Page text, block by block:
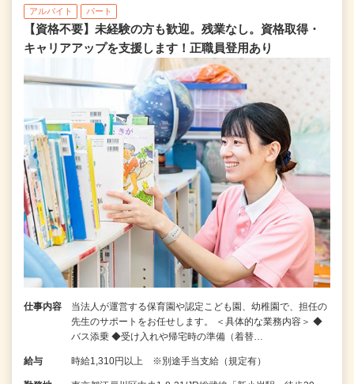
アルバイト パート
【資格不要】未経験の方も歓迎。残業なし。資格取得・
キャリアアップを支援します！正職員登用あり
仕事内容
当法人が運営する保育園や認定こども園、幼稚園で、担任の
先生のサポートをお任せします。 ＜具体的な業務内容＞ ◆
バス添乗 ◆受け入れや帰宅時の準備（着替…
給与 時給1,310円以上 ※別途手当支給（規定有）